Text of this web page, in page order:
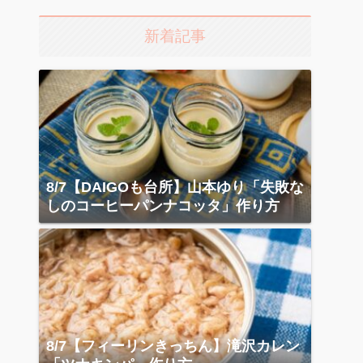
新着記事
8/7【DAIGOも台所】山本ゆり「失敗な
しのコーヒーパンナコッタ」作り方
8/7【フィーリンきっちん】滝沢カレン